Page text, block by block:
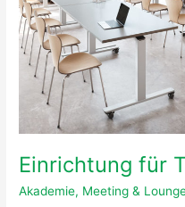
Einrichtung für
Akademie, Meeting &